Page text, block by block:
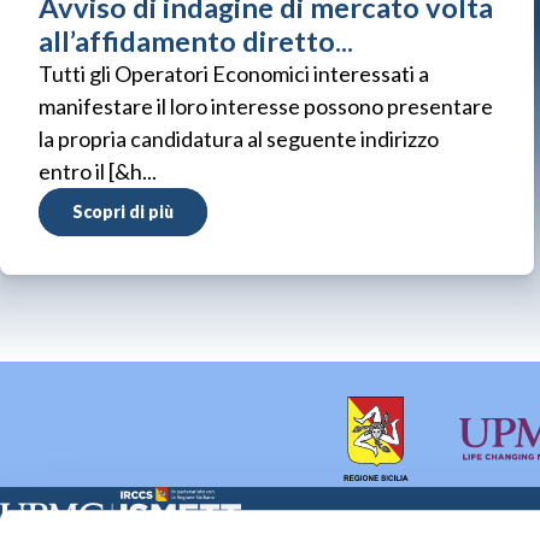
Avviso di indagine di mercato volta
all’affidamento diretto...
Tutti gli Operatori Economici interessati a
manifestare il loro interesse possono presentare
la propria candidatura al seguente indirizzo
entro il [&h...
Scopri di più